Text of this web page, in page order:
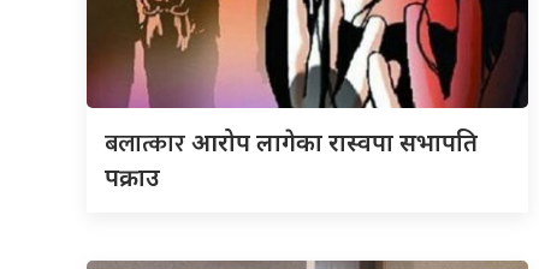
बलात्कारआरोप लागेका रास्वपा सभापति
पक्राउ